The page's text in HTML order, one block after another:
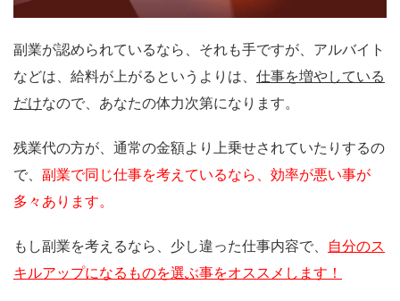
副業が認められているなら、それも手ですが、アルバイト
などは、給料が上がるというよりは、 仕事を増やしている
だけなので、あなたの体力次第になります。
残業代の方が、通常の金額より上乗せされていたりするの
で、 副業で同じ仕事を考えているなら、効率が悪い事が
多々あります。
もし副業を考えるなら、少し違った仕事内容で、 自分のス
キルアップになるものを選ぶ事をオススメします！